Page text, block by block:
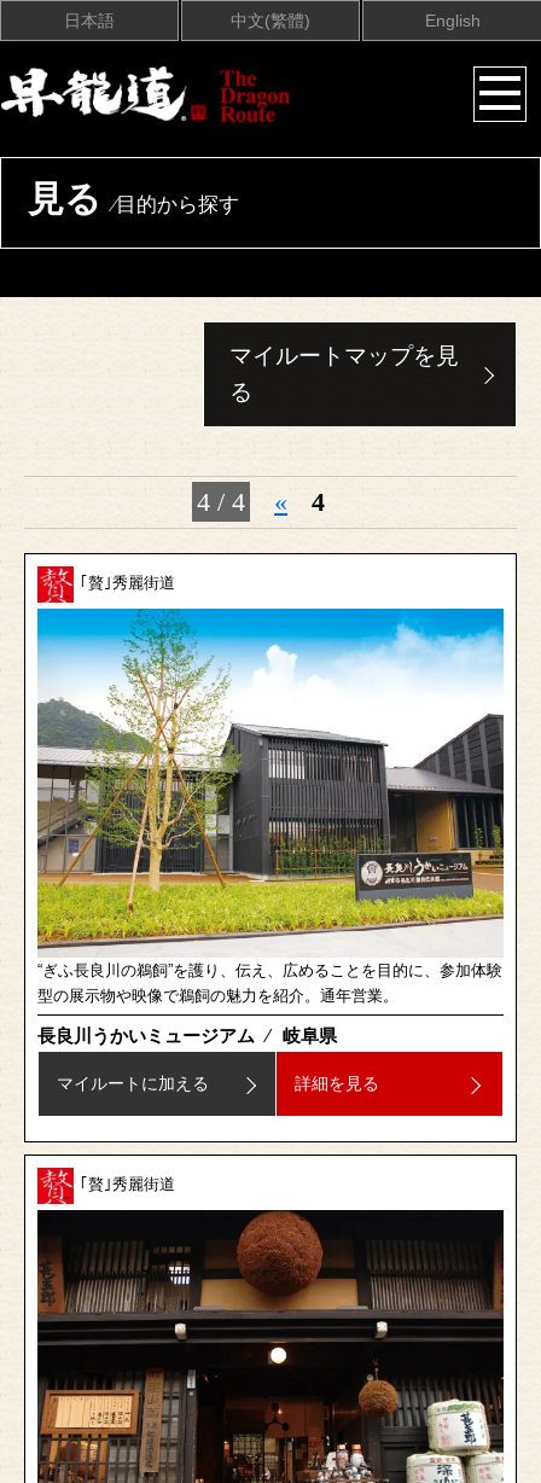
日本語 中文(繁體) English
見る ⁄目的から探す
マイルートマップを見
る
4 / 4 « 4
｢贅｣秀麗街道
“ぎふ長良川の鵜飼”を護り、伝え、広めることを目的に、参加体験
型の展示物や映像で鵜飼の魅力を紹介。通年営業。
長良川うかいミュージアム ⁄ 岐阜県
マイルートに加える 詳細を見る
｢贅｣秀麗街道